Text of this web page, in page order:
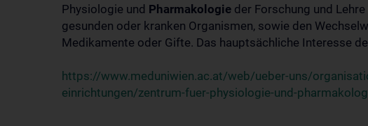
Physiologie und Pharmakologie der Forschung und
gesunden oder kranken Organismen, sowie den
Medikamente oder Gifte. Das hauptsächliche Interesse
https://www.meduniwien.ac.at/web/ueber-uns/
einrichtungen/zentrum-fuer-physiologie-und-